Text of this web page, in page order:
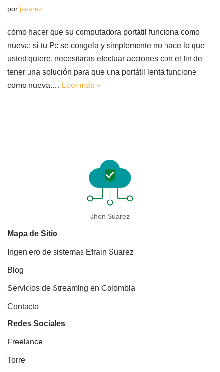
por jsuarez
cómo hacer que su computadora portátil funciona como
nueva; si tu Pc se congela y simplemente no hace lo que
usted quiere, necesitaras efectuar acciones con el fin de
tener una solución para que una portátil lenta funcione
como nueva.… Leer más »
Jhon Suarez
Mapa de Sitio
Ingeniero de sistemas Efrain Suarez
Blog
Servicios de Streaming en Colombia
Contacto
Redes Sociales
Freelance
Torre